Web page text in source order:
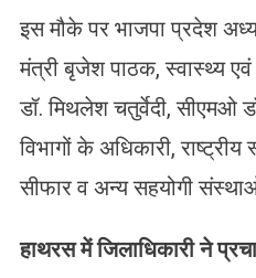
इस मौके पर भाजपा प्रदेश
मंत्री बृजेश पाठक, स्वास्थ्य
डॉ. मिथलेश चतुर्वेदी, सीएमओ
विभागों के अधिकारी,
सीफार व अन्य सहयोगी
हाथरस में जिलाधिकारी ने